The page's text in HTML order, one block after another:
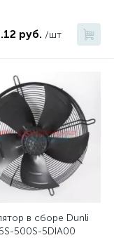
руб. /шт
в сборе Dunli
500S-5DIA00